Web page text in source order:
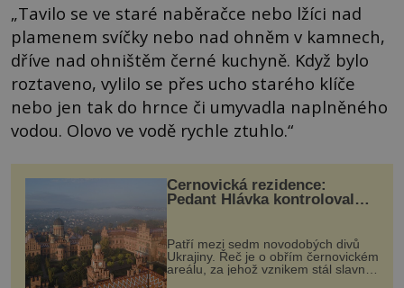
„Tavilo se ve staré naběračce nebo lžíci nad
plamenem svíčky nebo nad ohněm v kamnech,
dříve nad ohništěm černé kuchyně. Když bylo
roztaveno, vylilo se přes ucho starého klíče
nebo jen tak do hrnce či umyvadla naplněného
vodou. Olovo ve vodě rychle ztuhlo.“
Černovická rezidence:
Pedant Hlávka kontroloval
Patří mezi sedm novodobých divů
Ukrajiny. Řeč je o obřím černovickém
areálu, za jehož vznikem stál slavný
český architekt Josef Hlávka. Ten si